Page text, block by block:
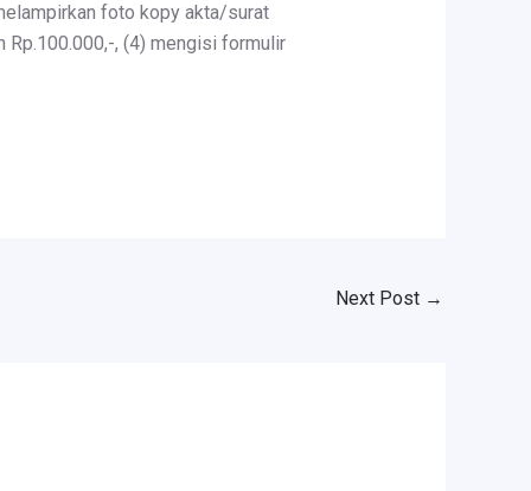
foto kopy akta/surat
Rp.100.000,-, (4) mengisi formulir
Next Post →